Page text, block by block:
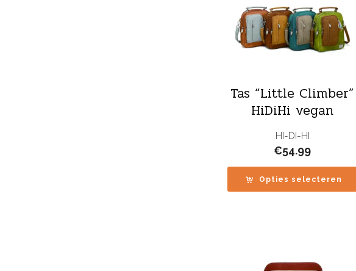
Tas “Little Climber”
HiDiHi vegan
HI-DI-HI
€54.99
Opties selecteren